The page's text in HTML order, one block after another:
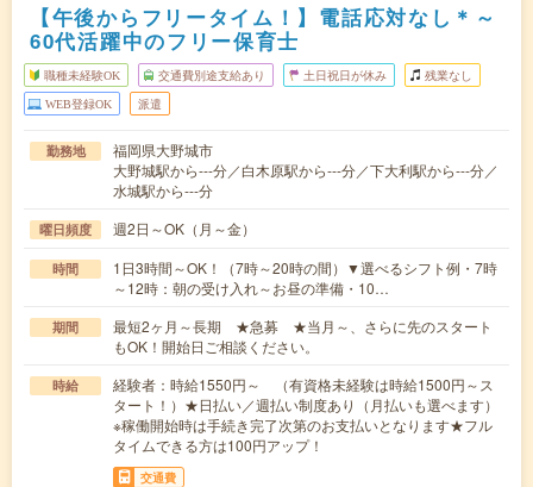
【午後からフリータイム！】電話応対なし＊～
60代活躍中のフリー保育士
職種未経験OK 交通費別途支給あり 土日祝日が休み 残業なし
WEB登録OK 派遣
勤務地
福岡県大野城市
大野城駅から---分／白木原駅から---分／下大利駅から---分／
水城駅から---分
曜日頻度 週2日～OK（月～金）
時間
1日3時間～OK！（7時～20時の間）▼選べるシフト例・7時
～12時：朝の受け入れ～お昼の準備・10…
期間
最短2ヶ月～長期 ★急募 ★当月～、さらに先のスタート
もOK！開始日ご相談ください。
時給
経験者：時給1550円～ （有資格未経験は時給1500円～ス
タート！）★日払い／週払い制度あり（月払いも選べます）
※稼働開始時は手続き完了次第のお支払いとなります★フル
タイムできる方は100円アップ！
交通費